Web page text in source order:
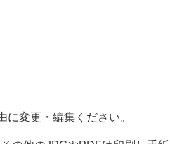
変更・編集ください。